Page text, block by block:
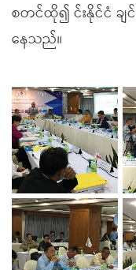
စတင်ထို၍ င်းနိုင်ငံ ချ
နေသည်။